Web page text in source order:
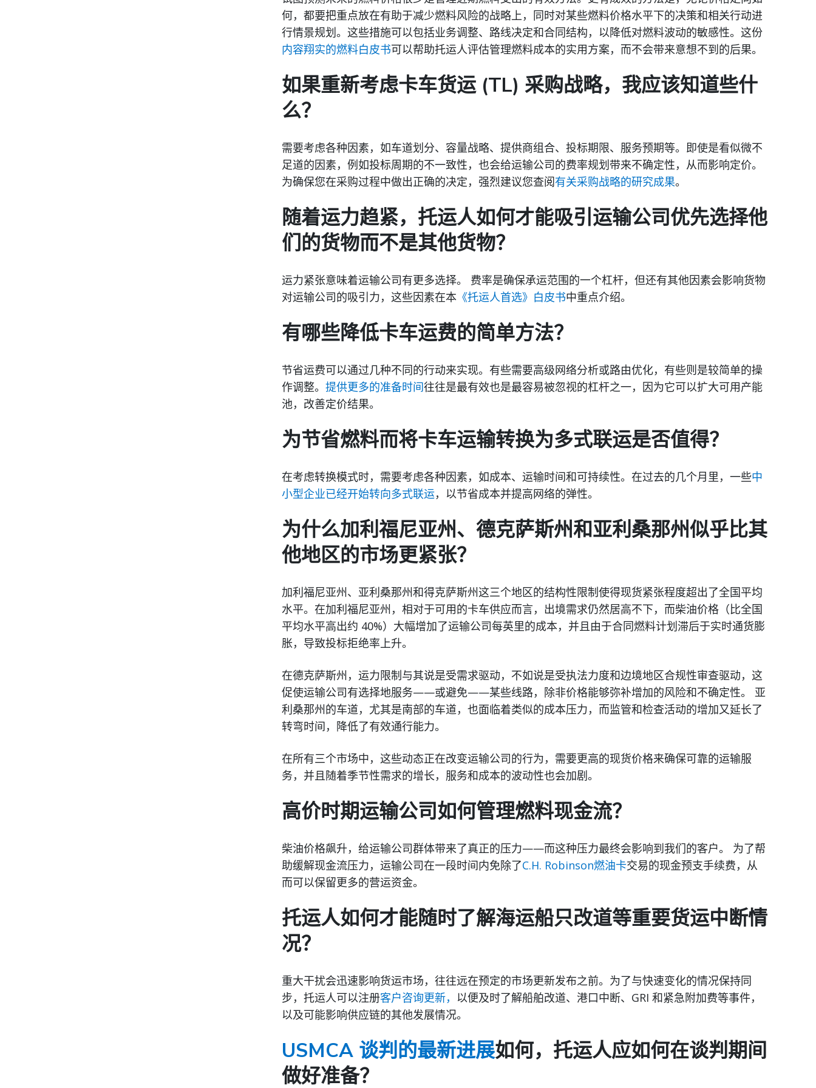
何，都要把重点放在有助于减少燃料风险的战略上，同时对某些燃料价格水平下的决策和相关行动进
行情景规划。这些措施可以包括业务调整、路线决定和合同结构，以降低对燃料波动的敏感性。这份
内容翔实的燃料白皮书可以帮助托运人评估管理燃料成本的实用方案，而不会带来意想不到的后果。
如果重新考虑卡车货运 (TL) 采购战略，我应该知道些什
么？
需要考虑各种因素，如车道划分、容量战略、提供商组合、投标期限、服务预期等。即使是看似微不
足道的因素，例如投标周期的不一致性，也会给运输公司的费率规划带来不确定性，从而影响定价。
为确保您在采购过程中做出正确的决定，强烈建议您查阅有关采购战略的研究成果。
随着运力趋紧，托运人如何才能吸引运输公司优先选择他
们的货物而不是其他货物？
运力紧张意味着运输公司有更多选择。 费率是确保承运范围的一个杠杆，但还有其他因素会影响货物
对运输公司的吸引力，这些因素在本 《托运人首选》白皮书中重点介绍。
有哪些降低卡车运费的简单方法？
节省运费可以通过几种不同的行动来实现。有些需要高级网络分析或路由优化，有些则是较简单的操
作调整。 提供更多的准备时间往往是最有效也是最容易被忽视的杠杆之一，因为它可以扩大可用产能
池，改善定价结果。
为节省燃料而将卡车运输转换为多式联运是否值得？
在考虑转换模式时，需要考虑各种因素，如成本、运输时间和可持续性。在过去的几个月里，一些中
小型企业已经开始转向多式联运，以节省成本并提高网络的弹性。
为什么加利福尼亚州、德克萨斯州和亚利桑那州似乎比其
他地区的市场更紧张？
加利福尼亚州、亚利桑那州和得克萨斯州这三个地区的结构性限制使得现货紧张程度超出了全国平均
水平。在加利福尼亚州，相对于可用的卡车供应而言，出境需求仍然居高不下，而柴油价格（比全国
平均水平高出约 40%）大幅增加了运输公司每英里的成本，并且由于合同燃料计划滞后于实时通货膨
胀，导致投标拒绝率上升。
在德克萨斯州，运力限制与其说是受需求驱动，不如说是受执法力度和边境地区合规性审查驱动，这
促使运输公司有选择地服务——或避免——某些线路，除非价格能够弥补增加的风险和不确定性。 亚
利桑那州的车道，尤其是南部的车道，也面临着类似的成本压力，而监管和检查活动的增加又延长了
转弯时间，降低了有效通行能力。
在所有三个市场中，这些动态正在改变运输公司的行为，需要更高的现货价格来确保可靠的运输服
务，并且随着季节性需求的增长，服务和成本的波动性也会加剧。
高价时期运输公司如何管理燃料现金流？
柴油价格飙升，给运输公司群体带来了真正的压力——而这种压力最终会影响到我们的客户。 为了帮
助缓解现金流压力，运输公司在一段时间内免除了C.H. Robinson燃油卡交易的现金预支手续费，从
而可以保留更多的营运资金。
托运人如何才能随时了解海运船只改道等重要货运中断情
况？
重大干扰会迅速影响货运市场，往往远在预定的市场更新发布之前。为了与快速变化的情况保持同
步，托运人可以注册客户咨询更新， 以便及时了解船舶改道、港口中断、GRI 和紧急附加费等事件，
以及可能影响供应链的其他发展情况。
USMCA 谈判的最新进展如何，托运人应如何在谈判期间
做好准备？